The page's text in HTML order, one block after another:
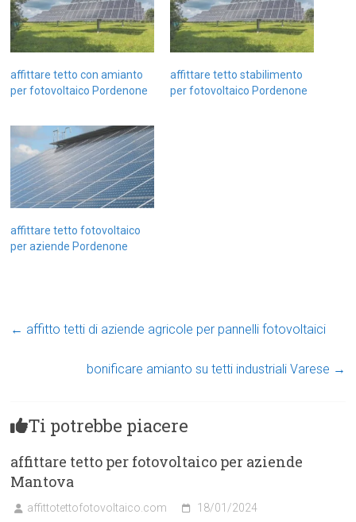
affittare tetto con amianto
per fotovoltaico Pordenone
affittare tetto stabilimento
per fotovoltaico Pordenone
affittare tetto fotovoltaico
per aziende Pordenone
← affitto tetti di aziende agricole per pannelli fotovoltaici
bonificare amianto su tetti industriali Varese →
Ti potrebbe piacere
affittare tetto per fotovoltaico per aziende
Mantova
affittotettofotovoltaico.com 18/01/2024